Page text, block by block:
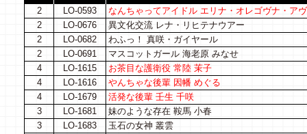
2
LO-0593
なんちゃってアイドル エリナ・オレゴヴナ・ア
2
LO-0676
異文化交流 レナ・リヒテナウアー
2
LO-0682
わふっ！ 真咲・ガイヤール
2
LO-0691
マスコットガール 海老原 みなせ
4
LO-1615
お茶目な護衛役 常陸 茉子
4
LO-1616
やんちゃな後輩 因幡 めぐる
4
LO-1679
活発な後輩 壬生 千咲
3
LO-1681
妹のような存在 鞍馬 小春
3
LO-1683
玉石の女神 叢雲